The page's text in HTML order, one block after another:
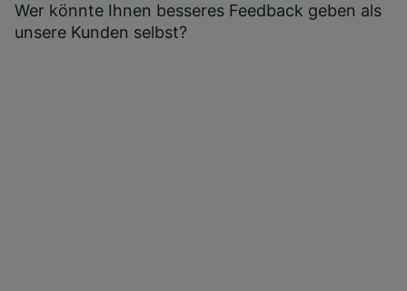
Wer könnte Ihnen besseres Feedback geben als
unsere Kunden selbst?